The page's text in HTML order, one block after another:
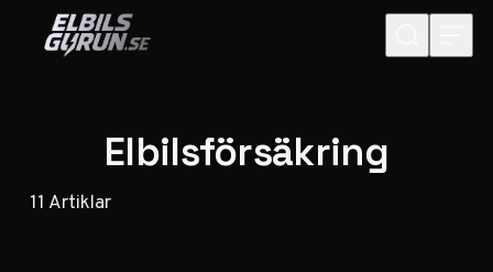
Hoppa till innehåll
Elbilsförsäkring
11 Artiklar